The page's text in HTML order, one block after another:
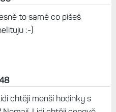
to samé co píšeš
:-)
chtějí menší hodinky s